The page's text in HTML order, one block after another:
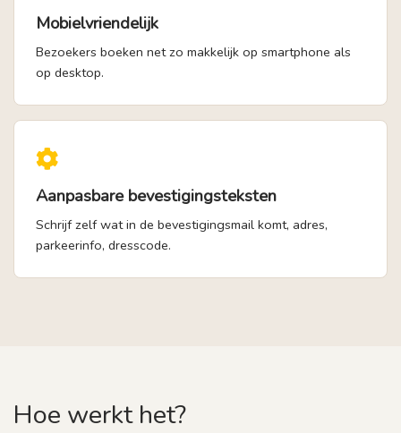
Mobielvriendelijk
Bezoekers boeken net zo makkelijk op smartphone als
op desktop.
Aanpasbare bevestigingsteksten
Schrijf zelf wat in de bevestigingsmail komt, adres,
parkeerinfo, dresscode.
Hoe werkt het?